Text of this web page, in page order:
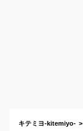
キテミヨ-kitemiyo-